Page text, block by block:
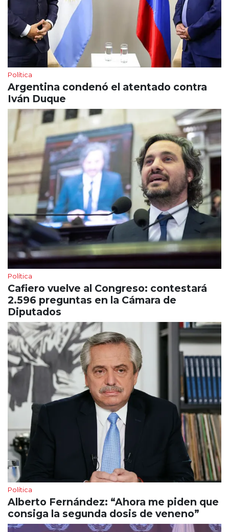
Política
Argentina condenó el atentado contra
Iván Duque
Política
Cafiero vuelve al Congreso: contestará
2.596 preguntas en la Cámara de
Diputados
Política
Alberto Fernández: “Ahora me piden que
consiga la segunda dosis de veneno”